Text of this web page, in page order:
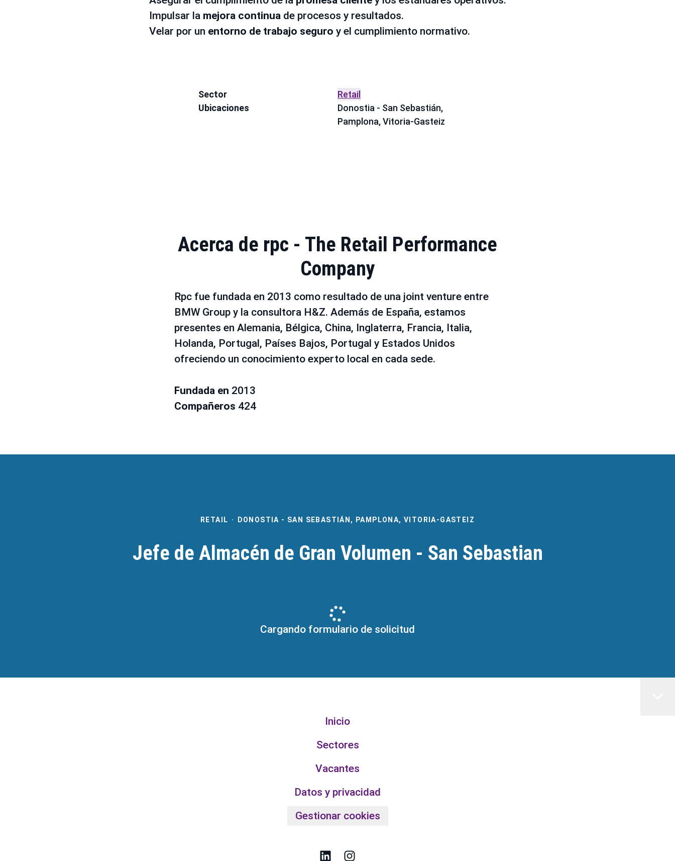
Impulsar la mejora continua de procesos y resultados.
Velar por un entorno de trabajo seguro y el cumplimiento normativo.
Sector
Retail
Ubicaciones
Donostia - San Sebastián,
Pamplona, Vitoria-Gasteiz
Acerca de rpc - The Retail Performance
Company
Rpc fue fundada en 2013 como resultado de una joint venture entre
BMW Group y la consultora H&Z. Además de España, estamos
presentes en Alemania, Bélgica, China, Inglaterra, Francia, Italia,
Holanda, Portugal, Países Bajos, Portugal y Estados Unidos
ofreciendo un conocimiento experto local en cada sede.
Fundada en 2013
Compañeros 424
RETAIL · DONOSTIA - SAN SEBASTIÁN, PAMPLONA, VITORIA-GASTEIZ
Jefe de Almacén de Gran Volumen - San Sebastian
Cargando formulario de solicitud
Inicio
Sectores
Vacantes
Datos y privacidad
Gestionar cookies